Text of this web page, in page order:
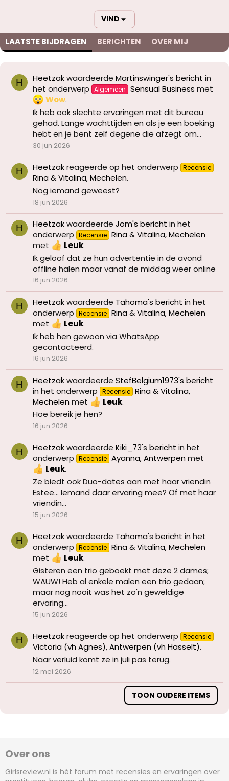
VIND
LAATSTE BIJDRAGEN BERICHTEN OVER MIJ
H Heetzakwaardeerde Martinswinger's bericht in
het onderwerp Algemeen Sensual Business met
Wow.
Ik heb ook slechte ervaringen met dit bureau
gehad. Lange wachttijden en als je een boeking
hebt en je bent zelf degene die afzegt om...
30 jun 2026
H Heetzakreageerde op het onderwerp Recensie
Rina & Vitalina, Mechelen.
Nog iemand geweest?
18 jun 2026
H Heetzakwaardeerde Jom's bericht in het
onderwerp Recensie Rina & Vitalina, Mechelen
met
Leuk.
Ik geloof dat ze hun advertentie in de avond
offline halen maar vanaf de middag weer online
16 jun 2026
H Heetzakwaardeerde Tahoma's bericht in het
onderwerp Recensie Rina & Vitalina, Mechelen
met
Leuk.
Ik heb hen gewoon via WhatsApp
gecontacteerd.
16 jun 2026
H Heetzakwaardeerde StefBelgium1973's bericht
in het onderwerp Recensie Rina & Vitalina,
Mechelen met Leuk.
Hoe bereik je hen?
16 jun 2026
H Heetzakwaardeerde Kiki_73's bericht in het
onderwerp Recensie Ayanna, Antwerpen met
Leuk.
Ze biedt ook Duo-dates aan met haar vriendin
Estee... Iemand daar ervaring mee? Of met haar
vriendin...
15 jun 2026
H Heetzakwaardeerde Tahoma's bericht in het
onderwerp Recensie Rina & Vitalina, Mechelen
met
Leuk.
Gisteren een trio geboekt met deze 2 dames;
WAUW! Heb al enkele malen een trio gedaan;
maar nog nooit was het zo'n geweldige
ervaring...
15 jun 2026
H Heetzakreageerde op het onderwerp Recensie
Victoria (vh Agnes), Antwerpen (vh Hasselt).
Naar verluid komt ze in juli pas terug.
12 mei 2026
TOON OUDERE ITEMS
Over ons
Girlsreview.nl is hét forum met recensies en ervaringen over